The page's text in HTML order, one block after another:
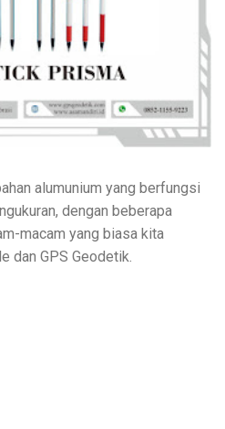
alumunium yang berfungsi
dengan beberapa
macam yang biasa kita
dan GPS Geodetik.